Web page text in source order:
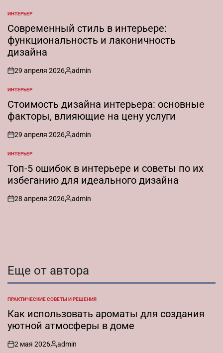
ОПУБЛИКОВАНО
В
ИНТЕРЬЕР
Современный стиль в интерьере:
функциональность и лаконичность
дизайна
on
29 апреля 2026
Запись
admin
ОПУБЛИКОВАНО
В
ИНТЕРЬЕР
Стоимость дизайна интерьера: основные
факторы, влияющие на цену услуги
on
29 апреля 2026
Запись
admin
ОПУБЛИКОВАНО
В
ИНТЕРЬЕР
Топ-5 ошибок в интерьере и советы по их
избеганию для идеального дизайна
on
28 апреля 2026
Запись
admin
Еще от автора
ОПУБЛИКОВАНО
В
ПРАКТИЧЕСКИЕ СОВЕТЫ И РЕШЕНИЯ
Как использовать ароматы для создания
уютной атмосферы в доме
on
2 мая 2026
Запись
admin